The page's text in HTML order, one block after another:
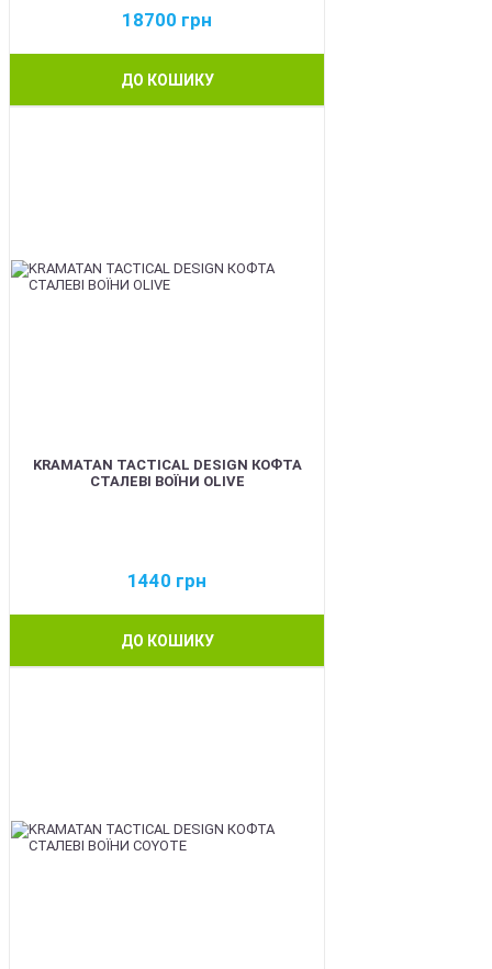
18700 грн
ДО КОШИКУ
KRAMATAN TACTICAL DESIGN КОФТА
СТАЛЕВІ ВОЇНИ OLIVE
1440 грн
ДО КОШИКУ